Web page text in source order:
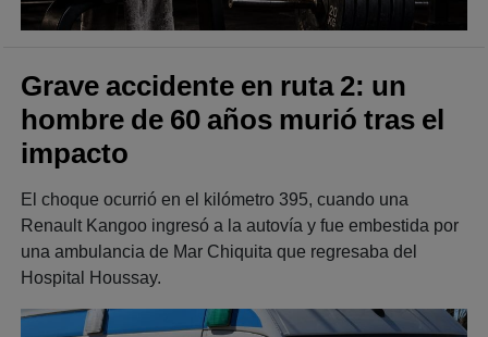
Grave accidente en ruta 2: un
hombre de 60 años murió tras el
impacto
El choque ocurrió en el kilómetro 395, cuando una
Renault Kangoo ingresó a la autovía y fue embestida por
una ambulancia de Mar Chiquita que regresaba del
Hospital Houssay.